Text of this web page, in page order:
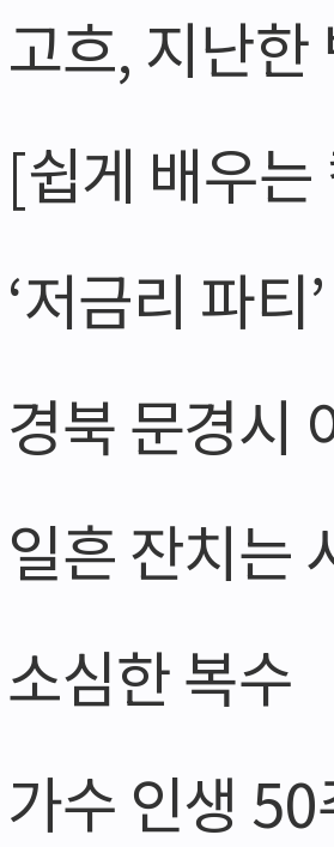
고흐, 지난한
[쉽게 배우
‘저금리 파
경북 문경시
일흔 잔치는
소심한 복수
가수 인생 50